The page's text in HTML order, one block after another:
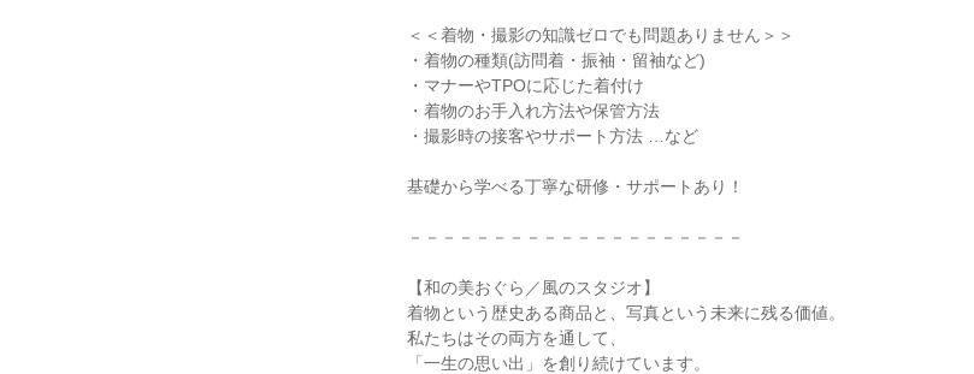
＜＜着物・撮影の知識ゼロでも問題ありません＞＞
・着物の種類(訪問着・振袖・留袖など)
・マナーやTPOに応じた着付け
・着物のお手入れ方法や保管方法
・撮影時の接客やサポート方法 …など
基礎から学べる丁寧な研修・サポートあり！
－－－－－－－－－－－－－－－－－－－－
【和の美おぐら／風のスタジオ】
着物という歴史ある商品と、写真という未来に残る価値。
私たちはその両方を通して、
「一生の思い出」を創り続けています。